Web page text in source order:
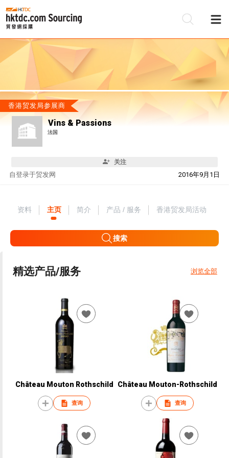
香港贸发局参展商
Vins & Passions
法国
关注
自 2016年9月1日
登录于贸发网
资料 主页 简介 产品 / 服务 香港贸发局活动
搜索
精选产品/服务 浏览全部
Château Mouton Rothschild
查询
Château Mouton-Rothschild
查询